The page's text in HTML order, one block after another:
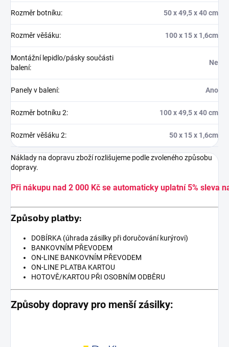
Rozměr botníku: 50 x 49,5 x 40 cm
Rozměr věšáku: 100 x 15 x 1,6cm
Montážní lepidlo/pásky součásti
balení:
Ne
Panely v balení: Ano
Rozměr botníku 2: 100 x 49,5 x 40 cm
Rozměr věšáku 2: 50 x 15 x 1,6cm
Náklady na dopravu zboží rozlišujeme podle zvoleného způsobu
dopravy.
Při nákupu nad 2 000 Kč se automaticky uplatní 5% sleva
Způsoby platby:
DOBÍRKA (úhrada zásilky při doručování kurýrovi)
BANKOVNÍM PŘEVODEM
ON-LINE BANKOVNÍM PŘEVODEM
ON-LINE PLATBA KARTOU
HOTOVĚ/KARTOU PŘI OSOBNÍM ODBĚRU
Způsoby dopravy pro menší zásilky: